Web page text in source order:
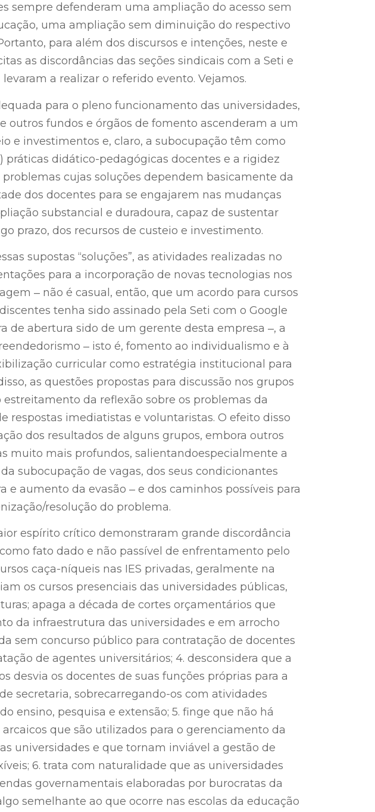
sempre defenderam uma ampliação do acesso sem
uma ampliação sem diminuição do respectivo
para além dos discursos e intenções, neste e
as discordâncias das seções sindicais com a Seti e
a realizar o referido evento. Vejamos.
para o pleno funcionamento das universidades,
outros fundos e órgãos de fomento ascenderam a um
e investimentos e, claro, a subocupação têm como
práticas didático-pedagógicas docentes e a rigidez
problemas cujas soluções dependem basicamente da
dos docentes para se engajarem nas mudanças
substancial e duradoura, capaz de sustentar
prazo, dos recursos de custeio e investimento.
supostas “soluções”, as atividades realizadas no
para a incorporação de novas tecnologias nos
‒ não é casual, então, que um acordo para cursos
tenha sido assinado pela Seti com o Google
de abertura sido de um gerente desta empresa ‒, a
‒ isto é, fomento ao individualismo e à
curricular como estratégia institucional para
as questões propostas para discussão nos grupos
da reflexão sobre os problemas da
respostas imediatistas e voluntaristas. O efeito disso
dos resultados de alguns grupos, embora outros
muito mais profundos, salientandoespecialmente a
subocupação de vagas, dos seus condicionantes
e aumento da evasão ‒ e dos caminhos possíveis para
resolução do problema.
espírito crítico demonstraram grande discordância
fato dado e não passível de enfrentamento pelo
caça-níqueis nas IES privadas, geralmente na
os cursos presenciais das universidades públicas,
apaga a década de cortes orçamentários que
da infraestrutura das universidades e em arrocho
sem concurso público para contratação de docentes
de agentes universitários; 4. desconsidera que a
desvia os docentes de suas funções próprias para a
secretaria, sobrecarregando-os com atividades
ensino, pesquisa e extensão; 5. finge que não há
que são utilizados para o gerenciamento da
universidades e que tornam inviável a gestão de
6. trata com naturalidade que as universidades
governamentais elaboradas por burocratas da
semelhante ao que ocorre nas escolas da educação